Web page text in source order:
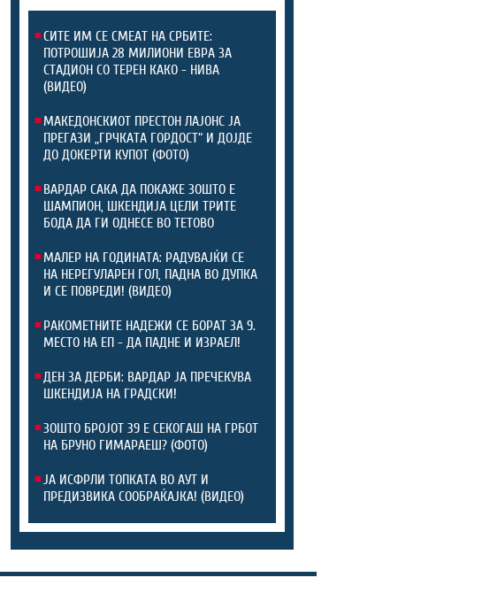
СИТЕ ИМ СЕ СМЕАТ НА СРБИТЕ:
ПОТРОШИЈА 28 МИЛИОНИ ЕВРА ЗА
СТАДИОН СО ТЕРЕН КАКО - НИВА
(ВИДЕО)
МАКЕДОНСКИОТ ПРЕСТОН ЛАЈОНС ЈА
ПРЕГАЗИ „ГРЧКАТА ГОРДОСТ“ И ДОЈДЕ
ДО ДОКЕРТИ КУПОТ (ФОТО)
ВАРДАР САКА ДА ПОКАЖЕ ЗОШТО Е
ШАМПИОН, ШКЕНДИЈА ЦЕЛИ ТРИТЕ
БОДА ДА ГИ ОДНЕСЕ ВО ТЕТОВО
МАЛЕР НА ГОДИНАТА: РАДУВАЈЌИ СЕ
НА НЕРЕГУЛАРЕН ГОЛ, ПАДНА ВО ДУПКА
И СЕ ПОВРЕДИ! (ВИДЕО)
РАКОМЕТНИТЕ НАДЕЖИ СЕ БОРАТ ЗА 9.
МЕСТО НА ЕП - ДА ПАДНЕ И ИЗРАЕЛ!
ДЕН ЗА ДЕРБИ: ВАРДАР ЈА ПРЕЧЕКУВА
ШКЕНДИЈА НА ГРАДСКИ!
ЗОШТО БРОЈОТ 39 Е СЕКОГАШ НА ГРБОТ
НА БРУНО ГИМАРАЕШ? (ФОТО)
ЈА ИСФРЛИ ТОПКАТА ВО АУТ И
ПРЕДИЗВИКА СООБРАЌАЈКА! (ВИДЕО)